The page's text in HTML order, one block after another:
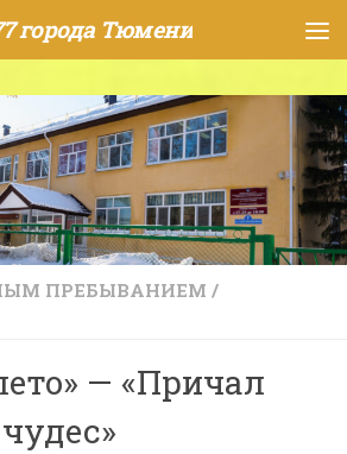
Тюмени
ПРЕБЫВАНИЕМ /
— «Причал